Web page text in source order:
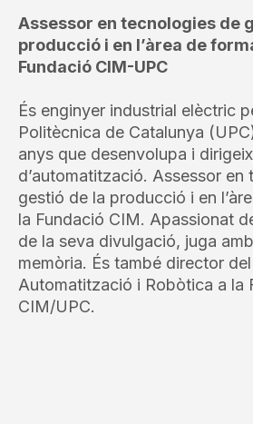
Assessor en tecnologies de
producció i en l’àrea de
Fundació CIM-UPC
És enginyer industrial elèctric
Politècnica de Catalunya
anys que desenvolupa i
d’automatització. Assessor en
gestió de la producció i en
la Fundació CIM. Apassionat
de la seva divulgació, juga
memòria. És també director
Automatització i Robòtica a la
CIM/UPC.